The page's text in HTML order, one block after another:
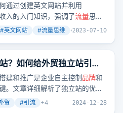
钱入门
通过创建英文网站并利用
入的入门知识，强调了流量思维
细介绍了创建网站、获取流量、
#英文网站 #流量思维 +4
2023-07-10
？如何给外贸独立站引流
建和推广是企业自主控制品牌和
。文章详细解析了独立站的优
成本，以及多渠道推广策略，旨
贸 #引流 +4 2024-12-28